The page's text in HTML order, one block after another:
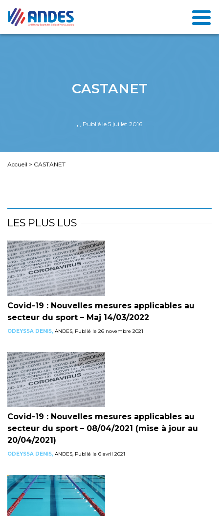
CASTANET
, , Publié le 5 juillet 2016
Accueil > CASTANET
LES PLUS LUS
Covid-19 : Nouvelles mesures applicables au
secteur du sport – Maj 14/03/2022
ODEYSSA DENIS, ANDES, Publié le 26 novembre 2021
Covid-19 : Nouvelles mesures applicables au
secteur du sport – 08/04/2021 (mise à jour au
20/04/2021)
ODEYSSA DENIS, ANDES, Publié le 6 avril 2021